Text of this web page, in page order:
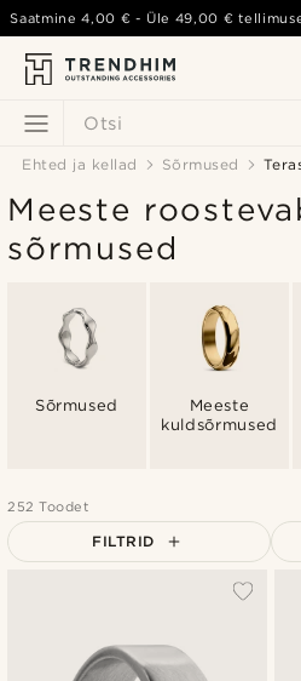
Otsi
Saatmine4,00 € - Üle 49,00 €
Ehted ja kellad Sõrmused
Meeste
sõrmused
Sõrmused
Meeste
kuldsõrmused
252 Toodet
FILTRID